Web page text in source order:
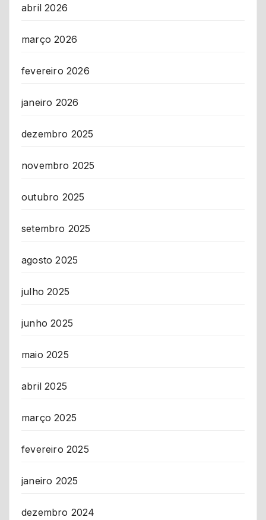
abril 2026
março 2026
fevereiro 2026
janeiro 2026
dezembro 2025
novembro 2025
outubro 2025
setembro 2025
agosto 2025
julho 2025
junho 2025
maio 2025
abril 2025
março 2025
fevereiro 2025
janeiro 2025
dezembro 2024